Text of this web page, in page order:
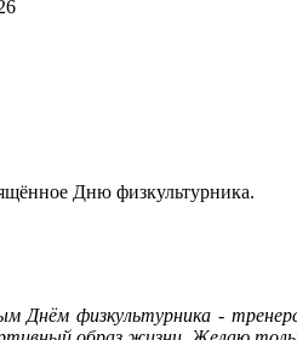
Дню физкультурника.
физкультурника -